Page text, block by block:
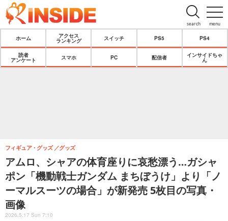
menu
search
ホーム
アクセス
ランキング
スイッチ PS5 PS4
読者
アンケート
スマホ PC 配信者
インサイドちゃ
ん
アムロ、シャアの体育座りに哀愁漂う…ガシャ
ポン「機動戦士ガンダム まちぼうけ」より「ノ
ーマルスーツの場合」が新発売 5枚目の写真・
画像
フィギュア・グッズ グッズ
2026.5.17 Sun 7:10